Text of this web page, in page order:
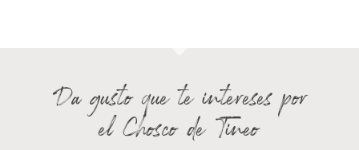
Da gusto que te intereses por
el Chosco de Tineo